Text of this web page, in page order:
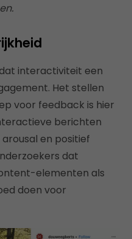
interactiviteit een
Het stellen
voor feedback is hier
berichten
en positief
dat
elementen als
doen voor